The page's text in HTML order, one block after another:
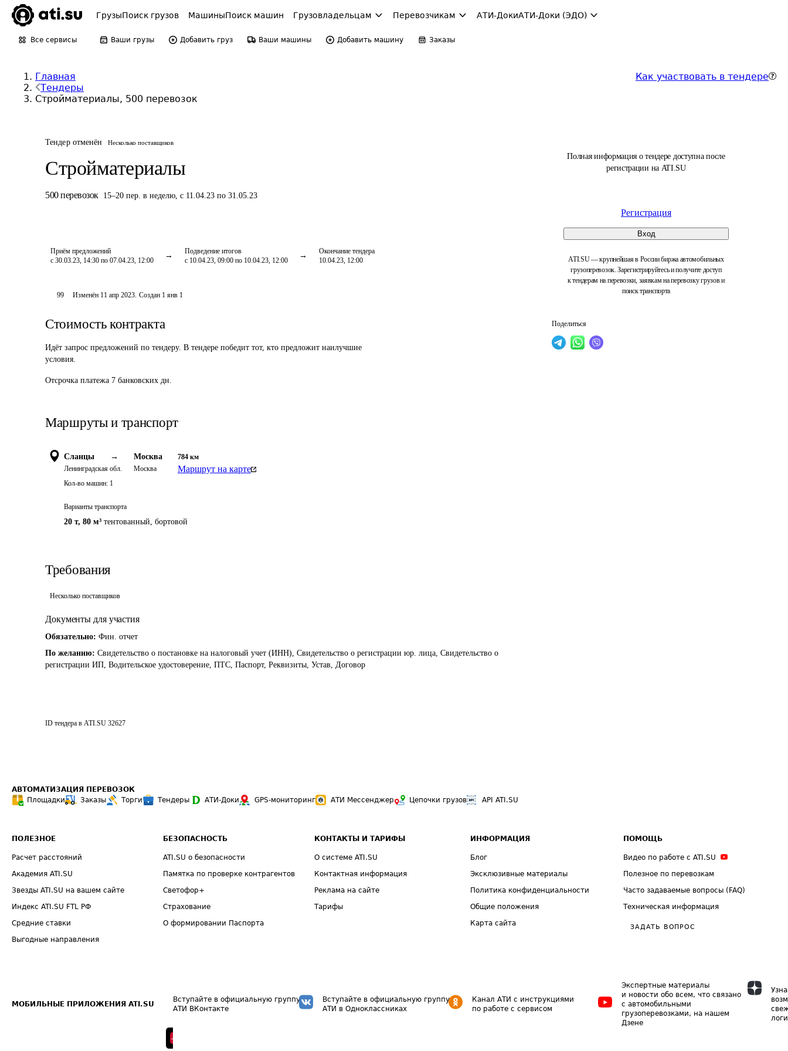
ГрузыПоиск грузов МашиныПоиск машин Грузовладельцам Перевозчикам АТИ-ДокиАТИ-Доки (ЭДО)
Все сервисы Ваши грузы Добавить груз Ваши машины Добавить машину Заказы
Главная
Тендеры
Стройматериалы, 500 перевозок
Как участвовать в тендере
Тендер отменён Несколько поставщиков
Стройматериалы
500 перевозок 15–20 пер. в неделю, с 11.04.23 по 31.05.23
Приём предложений
с 30.03.23, 14:30 по 07.04.23, 12:00
Подведение итогов
с 10.04.23, 09:00 по 10.04.23, 12:00
Окончание тендера
10.04.23, 12:00
Полная информация о тендере доступна после
регистрации на ATI.SU
Регистрация
Вход
ATI.SU — крупнейшая в России биржа автомобильных
грузоперевозок. Зарегистрируйтесь и получите доступ
к тендерам на перевозки, заявкам на перевозку грузов и
поиск транспорта
Поделиться
99 Изменён 11 апр 2023. Создан 1 янв 1
Стоимость контракта
Идёт запрос предложений по тендеру. В тендере победит тот, кто предложит наилучшие
условия.
Отсрочка платежа 7 банковских дн.
Маршруты и транспорт
Сланцы →
Ленинградская обл.
Москва
Москва
784 км
Маршрут на карте
Кол-во машин: 1
Варианты транспорта
20 т, 80 м³ тентованный, бортовой
Требования
Несколько поставщиков
Документы для участия
Обязательно: Фин. отчет
По желанию: Свидетельство о постановке на налоговый учет (ИНН), Свидетельство о регистрации юр. лица, Свидетельство о
регистрации ИП, Водительское удостоверение, ПТС, Паспорт, Реквизиты, Устав, Договор
ID тендера в ATI.SU 32627
АВТОМАТИЗАЦИЯ ПЕРЕВОЗОК
Площадки
Заказы Торги Тендеры АТИ-Доки GPS-мониторинг АТИ Мессенджер Цепочки грузов API ATI.SU
ПОЛЕЗНОЕ
Расчет расстояний
Академия ATI.SU
Звезды ATI.SU на вашем сайте
Индекс ATI.SU FTL РФ
Средние ставки
Выгодные направления
БЕЗОПАСНОСТЬ
ATI.SU о безопасности
Памятка по проверке контрагентов
Светофор+
Страхование
О формировании Паспорта
КОНТАКТЫ И ТАРИФЫ
О системе ATI.SU
Контактная информация
Реклама на сайте
Тарифы
ИНФОРМАЦИЯ
Блог
Эксклюзивные материалы
Политика конфиденциальности
Общие положения
Карта сайта
ПОМОЩЬ
Видео по работе с ATI.SU
Полезное по перевозкам
Часто задаваемые вопросы (FAQ)
Техническая информация
ЗАДАТЬ ВОПРОС
МОБИЛЬНЫЕ ПРИЛОЖЕНИЯ ATI.SU
Вступайте в официальную группу
АТИ ВКонтакте
Вступайте в официальную группу
АТИ в Одноклассниках
Канал АТИ с инструкциями
по работе с сервисом
Экспертные материалы
и новости обо всем, что связано
с автомобильными
грузоперевозками, на нашем
Дзене